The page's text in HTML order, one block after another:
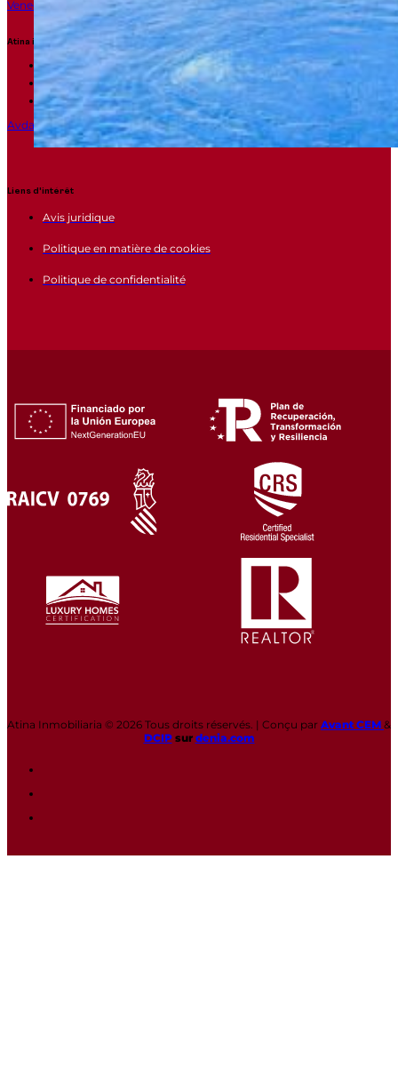
Venecia 2, Javea (Alicante) 03738
Atina immobilier Daimus
info@atinainmobiliaria.com
+34 962 81 86 62
+34 665 678 895
Avda Mediterranea 1, Daimus (VALENCIA) 46710
Liens d'intérêt
Avis juridique
Politique en matière de cookies
Politique de confidentialité
Atina Inmobiliaria © 2026 Tous droits réservés. | Conçu par Avant CEM &
DCIPsur denia.com